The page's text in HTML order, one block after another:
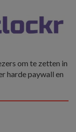
om te zetten in
harde paywall en